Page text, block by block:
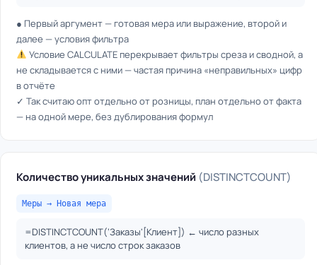
● Первый аргумент — готовая мера или выражение, второй и
далее — условия фильтра
Условие CALCULATE перекрывает фильтры среза и сводной, а
не складывается с ними — частая причина «неправильных» цифр
в отчёте
✓ Так считаю опт отдельно от розницы, план отдельно от факта
— на одной мере, без дублирования формул
Количество уникальных значений (DISTINCTCOUNT)
Меры → Новая мера
=DISTINCTCOUNT(‘Заказы'[Клиент]) ← число разных
клиентов, а не число строк заказов